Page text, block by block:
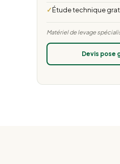
Étude technique
Matériel de levage
Devis pose